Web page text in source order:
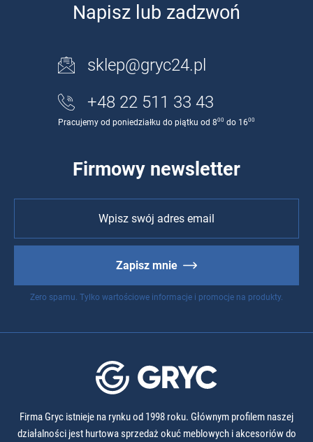
Napisz lub zadzwoń
sklep@gryc24.pl
+48 22 511 33 43
Pracujemy od poniedziałku do piątku od 800 do 1600
Firmowy newsletter
Zapisz mnie
Zero spamu. Tylko wartościowe informacje i promocje na produkty.
Firma Gryc istnieje na rynku od 1998 roku. Głównym profilem naszej
działalności jest hurtowa sprzedaż okuć meblowych i akcesoriów do